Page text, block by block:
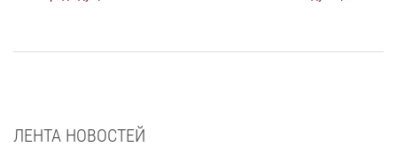
ЛЕНТА НОВОСТЕЙ